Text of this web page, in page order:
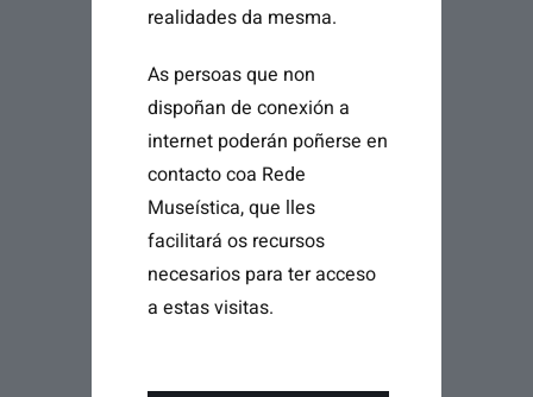
realidades da mesma.
As persoas que non
dispoñan de conexión a
internet poderán poñerse en
contacto coa Rede
Museística, que lles
facilitará os recursos
necesarios para ter acceso
a estas visitas.